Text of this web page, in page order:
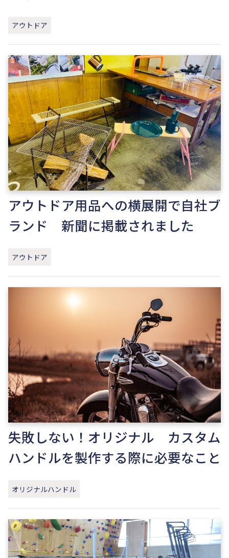
アウトドア
アウトドア用品への横展開で自社ブ
ランド 新聞に掲載されました
アウトドア
失敗しない！オリジナル カスタム
ハンドルを製作する際に必要なこと
オリジナルハンドル